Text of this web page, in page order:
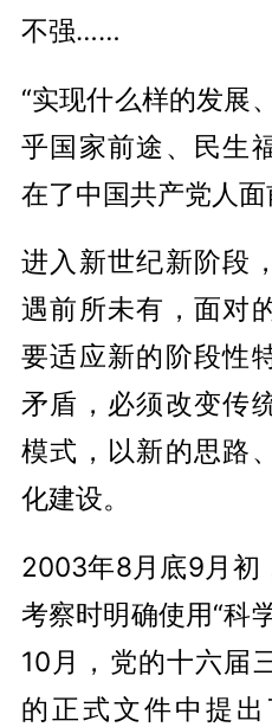
不强……
“实现什么样的发展
乎国家前途、民生
在了中国共产党人面
进入新世纪新阶段
遇前所未有，面对
要适应新的阶段性
矛盾，必须改变传
模式，以新的思路
化建设。
2003年8月底9月初
考察时明确使用“科
10月，党的十六届
的正式文件中提